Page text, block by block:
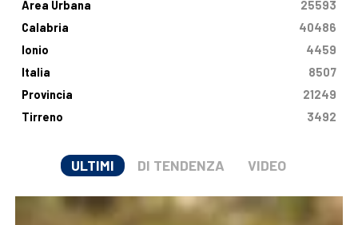
Area Urbana
25593
Calabria
40486
Ionio
4459
Italia
8507
Provincia
21249
Tirreno
3492
ULTIMI DI TENDENZA VIDEO